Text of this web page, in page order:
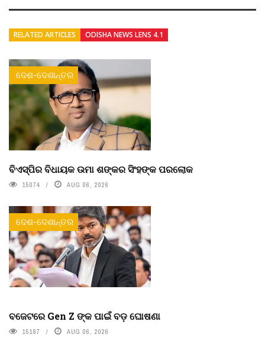
RELATED ARTICLES ODISHA NEWS LENS 4.1
ଦେଶ-ଦେଶାନ୍ତର
ବିଏସ୍‌ପିର ବିଧାୟକ ଉମା ଶଙ୍କର ସିଂହଙ୍କ ପରଲୋକ
15074 AUG 06, 2026
ଦେଶ-ଦେଶାନ୍ତର
ବଜେଟରେ Gen Z ଙ୍କ ପାଇଁ ବଡ଼ ଘୋଷଣା
15187 AUG 06, 2026